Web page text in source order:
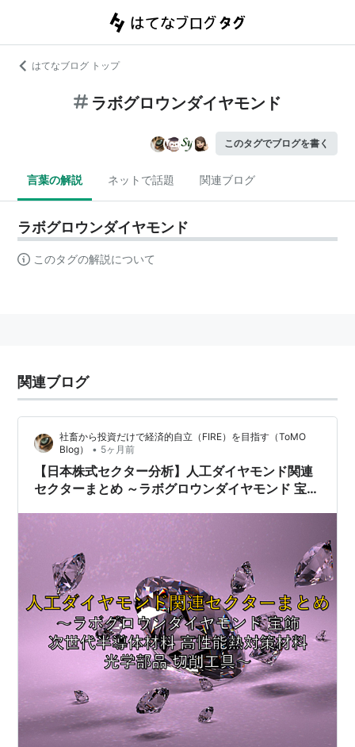
はてなブログ トップ
ラボグロウンダイヤモンド
このタグでブログを書く
言葉の解説 ネットで話題 関連ブログ
ラボグロウンダイヤモンド
このタグの解説について
関連ブログ
社畜から投資だけで経済的自立（FIRE）を目指す（ToMO
Blog）
• 5ヶ月前
【日本株式セクター分析】人工ダイヤモンド関連
セクターまとめ ～ラボグロウンダイヤモンド 宝飾
削工具～